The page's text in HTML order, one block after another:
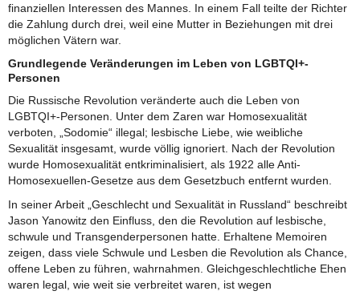
finanziellen Interessen des Mannes. In einem Fall teilte der Richter
die Zahlung durch drei, weil eine Mutter in Beziehungen mit drei
möglichen Vätern war.
Grundlegende Veränderungen im Leben von LGBTQI+-
Personen
Die Russische Revolution veränderte auch die Leben von
LGBTQI+-Personen. Unter dem Zaren war Homosexualität
verboten, „Sodomie“ illegal; lesbische Liebe, wie weibliche
Sexualität insgesamt, wurde völlig ignoriert. Nach der Revolution
wurde Homosexualität entkriminalisiert, als 1922 alle Anti-
Homosexuellen-Gesetze aus dem Gesetzbuch entfernt wurden.
In seiner Arbeit „Geschlecht und Sexualität in Russland“ beschreibt
Jason Yanowitz den Einfluss, den die Revolution auf lesbische,
schwule und Transgenderpersonen hatte. Erhaltene Memoiren
zeigen, dass viele Schwule und Lesben die Revolution als Chance,
offene Leben zu führen, wahrnahmen. Gleichgeschlechtliche Ehen
waren legal, wie weit sie verbreitet waren, ist wegen